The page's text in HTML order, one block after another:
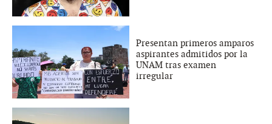
Presentan primeros amparos
aspirantes admitidos por la
UNAM tras examen
irregular